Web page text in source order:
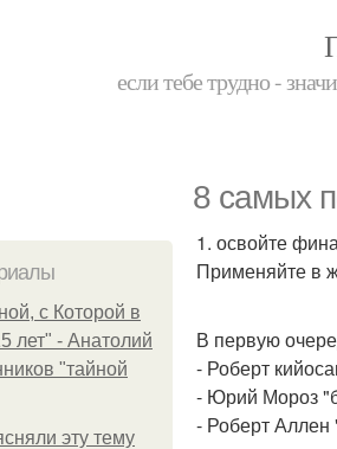
если тебе трудно -
8 самых
с Которой в
лет" - Анатолий
"тайной
эту тему
1. освойте
Применяйте в
В первую
- Роберт
- Юрий Мороз
- Роберт